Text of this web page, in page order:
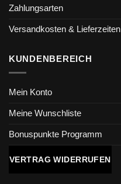
Zahlungsarten
Versandkosten & Lieferzeiten
KUNDENBEREICH
Mein Konto
Meine Wunschliste
Bonuspunkte Programm
VERTRAG WIDERRUFEN